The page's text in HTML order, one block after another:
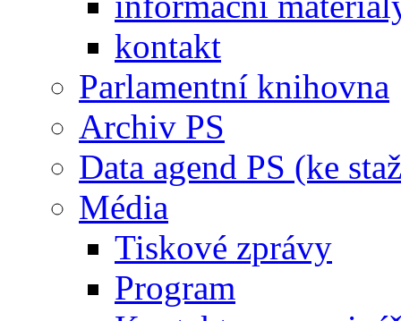
kontakt
Parlamentní knihovna
Archiv PS
Data agend PS (ke
Média
Tiskové zprávy
Program